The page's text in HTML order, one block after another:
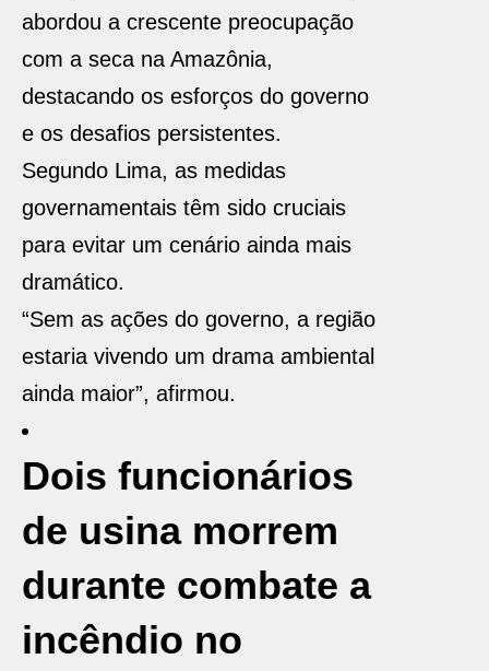
abordou a crescente preocupação
com a seca na Amazônia,
destacando os esforços do governo
e os desafios persistentes.
Segundo Lima, as medidas
governamentais têm sido cruciais
para evitar um cenário ainda mais
dramático.
“Sem as ações do governo, a região
estaria vivendo um drama ambiental
ainda maior”, afirmou.
Dois funcionários
de usina morrem
durante combate a
incêndio no